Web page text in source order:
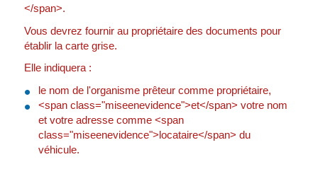
</span>.
Vous devrez fournir au propriétaire des documents pour
établir la carte grise.
Elle indiquera :
le nom de l'organisme prêteur comme propriétaire,
<span class="miseenevidence">et</span> votre nom
et votre adresse comme <span
class="miseenevidence">locataire</span> du
véhicule.